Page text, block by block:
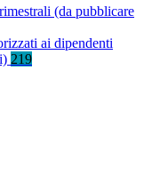
(da pubblicare
ai dipendenti
219